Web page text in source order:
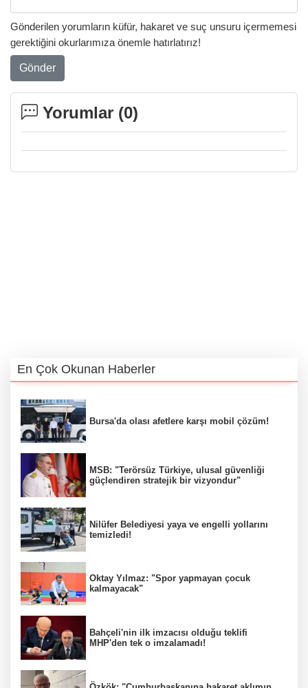
Gönderilen yorumların küfür, hakaret ve suç unsuru içermemesi
gerektiğini okurlarımıza önemle hatırlatırız!
Gönder
Yorumlar (0)
En Çok Okunan Haberler
Bursa'da olası afetlere karşı mobil çözüm!
MSB: "Terörsüz Türkiye, ulusal güvenliği
güçlendiren stratejik bir vizyondur"
Nilüfer Belediyesi yaya ve engelli yollarını
temizledi!
Oktay Yılmaz: "Spor yapmayan çocuk
kalmayacak"
Bahçeli'nin ilk imzacısı olduğu teklifi
MHP'den tek o imzalamadı!